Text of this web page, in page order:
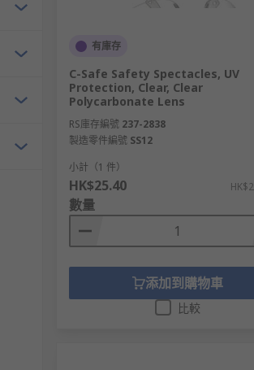
有庫存
C-Safe Safety Spectacles, UV
Protection, Clear, Clear
Polycarbonate Lens
RS庫存編號 237-2838
製造零件編號 SS12
小計（1 件）
HK$25.40
數量
添加到購物車
比較